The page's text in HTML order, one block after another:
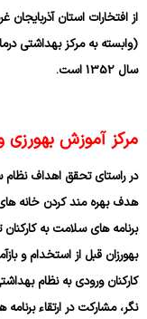
از افتخارات استان
(وابسته به مرکز بهداشتی
سال 1352 است.
مرکز آموزش بهورزی
در راستای تحقق اهداف نظام
هدف بهره مند کردن خانه
برنامه های سلامت به
بهورزان قبل از استخدام و
کارکنان ورودی به نظام
نگر، مشارکت در ارتقاء